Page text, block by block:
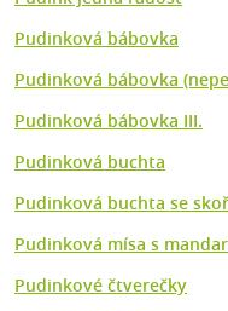
Pudinková bábovka
Pudinková bábovka
Pudinková bábovka III.
Pudinková buchta
Pudinková buchta se
Pudinková mísa s
Pudinkové čtverečky